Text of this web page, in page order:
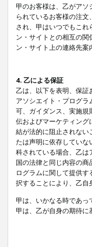
甲のお客様は、乙がアソ
られているお客様の注
され、甲はいつでもこ
ン・サイトとの相互の
ン・サイト上の連絡先
4. 乙による保証
乙は、以下を表明、保証
アソシエイト・プログ
可、ガイダンス、実施規
伝およびマーケティング
結が法的に阻止されない
たは声明に依存してい
科されている場合、乙は
国の法律と同じ内容の
ログラムに関して提供
択することにより、乙自
甲は、いかなる時であっ
甲は、乙が自身の期待に